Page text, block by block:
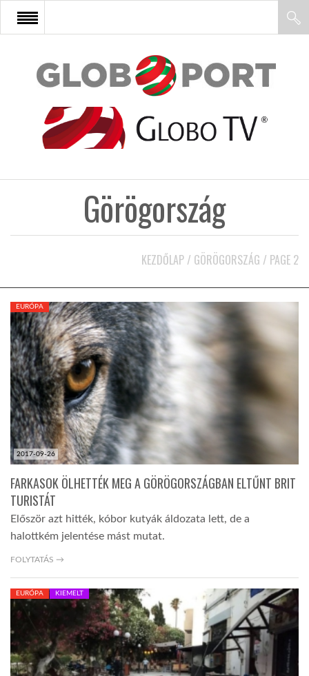
FŐOLDAL
AFRIKA
KÖZEL-KELET
AUSZTRÁLIA
A VILÁG ITTHON
GLOBOTV BP
HÍR3D
TROPICALMAGAZIN
Görögország
KEZDŐLAP / GÖRÖGORSZÁG / PAGE 2
2017-09-26
EURÓPA
FARKASOK ÖLHETTÉK MEG A GÖRÖGORSZÁGBAN ELTŰNT BRIT
TURISTÁT
Először azt hitték, kóbor kutyák áldozata lett, de a
halottkém jelentése mást mutat.
FOLYTATÁS →
EURÓPA KIEMELT